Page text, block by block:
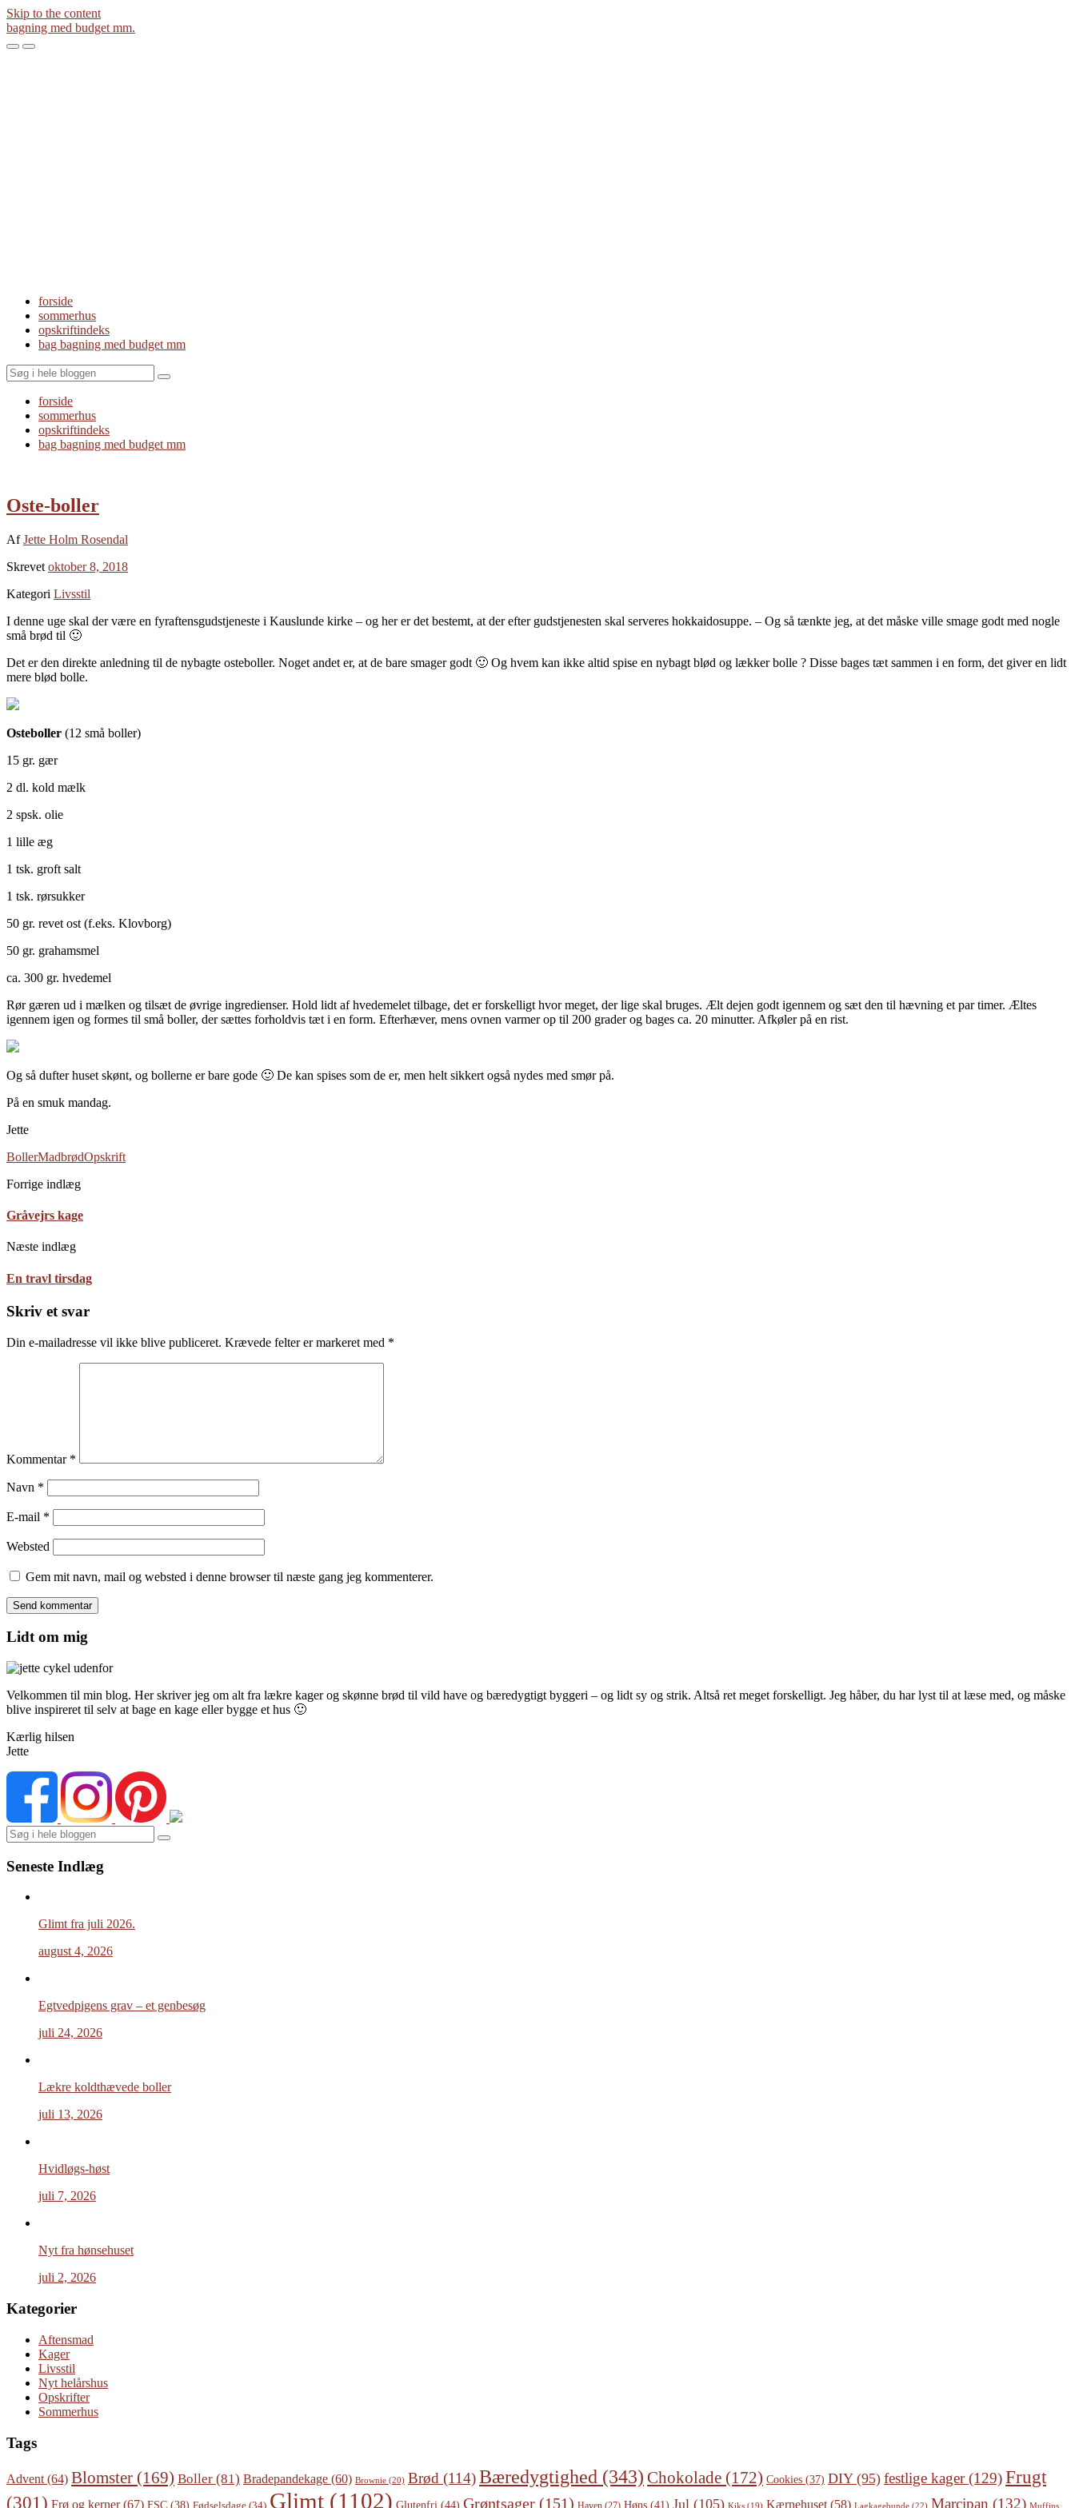
Skip to the content
bagning med budget mm.
ToggleToggle
forside
sommerhus
opskriftindeks
bag bagning med budget mm
Search
forside
sommerhus
opskriftindeks
bag bagning med budget mm
Oste-boller
AfJette Holm Rosendal
Skrevet oktober 8, 2018
Kategori Livsstil
I denne uge skal der være en fyraftensgudstjeneste i Kauslunde kirke – og her er det bestemt, at der efter gudstjenesten skal serveres hokkaidosuppe. – Og så tænkte jeg, at det måske ville smage godt med nogle
små brød til 🙂
Det er den direkte anledning til de nybagte osteboller. Noget andet er, at de bare smager godt 🙂 Og hvem kan ikke altid spise en nybagt blød og lækker bolle ? Disse bages tæt sammen i en form, det giver en lidt
mere blød bolle.
Osteboller (12 små boller)
15 gr. gær
2 dl. kold mælk
2 spsk. olie
1 lille æg
1 tsk. groft salt
1 tsk. rørsukker
50 gr. revet ost (f.eks. Klovborg)
50 gr. grahamsmel
ca. 300 gr. hvedemel
Rør gæren ud i mælken og tilsæt de øvrige ingredienser. Hold lidt af hvedemelet tilbage, det er forskelligt hvor meget, der lige skal bruges. Ælt dejen godt igennem og sæt den til hævning et par timer. Æltes
igennem igen og formes til små boller, der sættes forholdvis tæt i en form. Efterhæver, mens ovnen varmer op til 200 grader og bages ca. 20 minutter. Afkøler på en rist.
Og så dufter huset skønt, og bollerne er bare gode 🙂 De kan spises som de er, men helt sikkert også nydes med smør på.
På en smuk mandag.
Jette
BollerMadbrødOpskrift
Forrige indlæg
Gråvejrs kage
Næste indlæg
En travl tirsdag
Skriv et svar
Din e-mailadresse vil ikke blive publiceret. Krævede felter er markeret med *
Kommentar *
Navn *
E-mail *
Websted
Gem mit navn, mail og websted i denne browser til næste gang jeg kommenterer.
Lidt om mig
Velkommen til min blog. Her skriver jeg om alt fra lækre kager og skønne brød til vild have og bæredygtigt byggeri – og lidt sy og strik. Altså ret meget forskelligt. Jeg håber, du har lyst til at læse med, og måske
blive inspireret til selv at bage en kage eller bygge et hus 🙂
Kærlig hilsen
Jette
Search
Seneste Indlæg
Glimt fra juli 2026.
august 4, 2026
Egtvedpigens grav – et genbesøg
juli 24, 2026
Lækre koldthævede boller
juli 13, 2026
Hvidløgs-høst
juli 7, 2026
Nyt fra hønsehuset
juli 2, 2026
Kategorier
Aftensmad
Kager
Livsstil
Nyt helårshus
Opskrifter
Sommerhus
Tags
Advent (64) Blomster (169) Boller (81) Bradepandekage (60) Brownie (20) Brød (114)Bæredygtighed (343) Chokolade (172) Cookies (37) DIY(95) festlige kager(129)Frugt
(301) Frø og kerner(67) FSC (38) Fødselsdage (34) Glimt (1102) Glutenfri (44) Grøntsager (151) Høns (41) Jul (105) Kærnehuset (58) Lagkagebunde (22) Marcipan (132)